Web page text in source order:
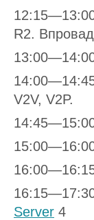
12:15—13:00
R2.
V2V, V2P.
Server 4